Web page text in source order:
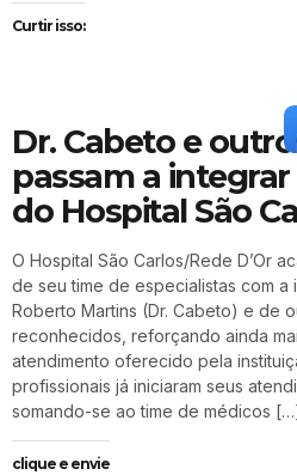
Curtir isso:
Dr. Cabeto e
passam a
do Hospital São
O Hospital São Carlos/Rede D’Or
de seu time de especialistas com a
Roberto Martins (Dr. Cabeto) e de
reconhecidos, reforçando ainda
atendimento oferecido pela
profissionais já iniciaram seus
somando-se ao time de médicos
clique e envie